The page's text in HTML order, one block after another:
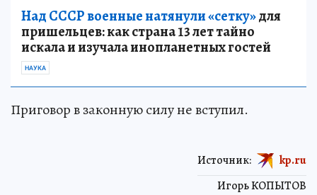
Над СССР военные натянули «сетку»для
пришельцев: как страна 13 лет тайно
искала и изучала инопланетных гостей
НАУКА
Приговор в законную силу не вступил.
Игорь КОПЫТОВ
Источник: kp.ru